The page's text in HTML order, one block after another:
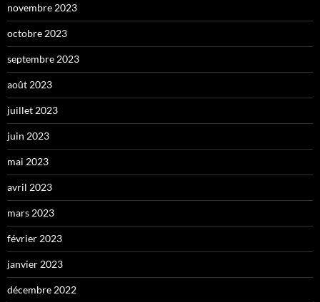
novembre 2023
octobre 2023
septembre 2023
août 2023
juillet 2023
juin 2023
mai 2023
avril 2023
mars 2023
février 2023
janvier 2023
décembre 2022